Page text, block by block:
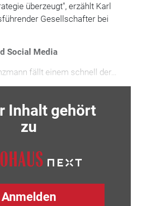
überzeugt", erzählt Karl
Gesellschafter bei
Social Media
fällt einem schnell der…
Inhalt gehört
zu
Anmelden